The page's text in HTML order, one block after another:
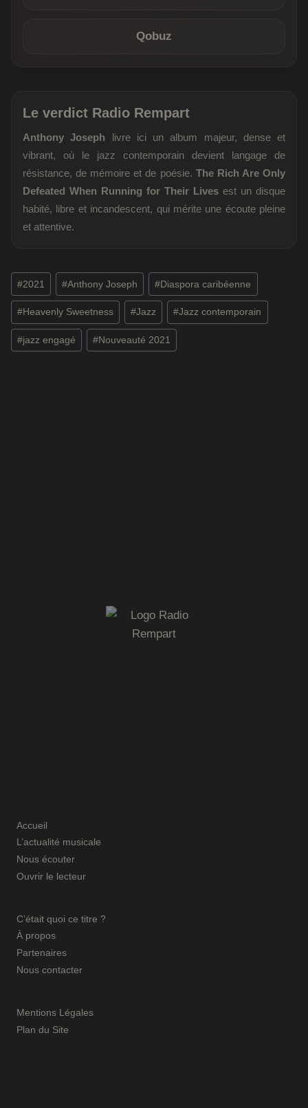
Qobuz
Le verdict Radio Rempart
Anthony Joseph livre ici un album majeur, dense et
vibrant, où le jazz contemporain devient langage de
résistance, de mémoire et de poésie. The Rich Are Only
Defeated When Running for Their Lives est un disque
habité, libre et incandescent, qui mérite une écoute pleine
et attentive.
Étiquettes
de
la
publication :
#2021 #Anthony Joseph #Diaspora caribéenne
#Heavenly Sweetness #Jazz #Jazz contemporain
#jazz engagé #Nouveauté 2021
Accueil
L’actualité musicale
Nous écouter
Ouvrir le lecteur
C’était quoi ce titre ?
À propos
Partenaires
Nous contacter
Mentions Légales
Plan du Site